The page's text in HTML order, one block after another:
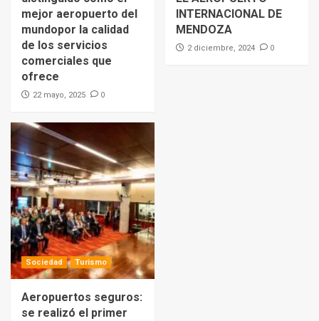
mejor aeropuerto del
mundopor la calidad
de los servicios
comerciales que
ofrece
22 mayo, 2025 0
INTERNACIONAL DE
MENDOZA
2 diciembre, 2024 0
Sociedad Turismo
Aeropuertos seguros:
se realizó el primer